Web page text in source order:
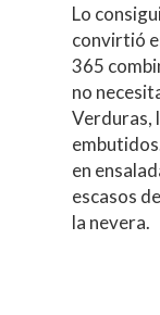
Lo
convirtió
365
no
Verduras,
en
escasos
la nevera.